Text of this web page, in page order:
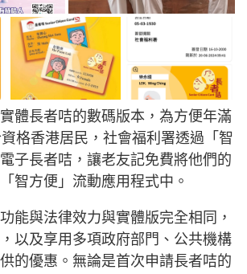
體長者咭的數碼版本，為方便年滿
格香港居民，社會福利署透過「智
子長者咭，讓老友記免費將他們的
智方便」流動應用程式中。
能與法律效力與實體版完全相同，
以及享用多項政府部門、公共機構
的優惠。無論是首次申請長者咭的